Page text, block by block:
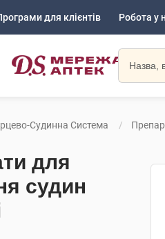
для клієнтів Робота у
Судинна Система
для
судин